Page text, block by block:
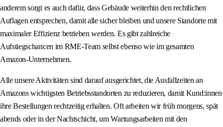
anderem sorgt es auch dafür, dass Gebäude weiterhin den rechtlichen
Auflagen entsprechen, damit alle sicher bleiben und unsere Standorte mit
maximaler Effizienz betrieben werden. Es gibt zahlreiche
Aufstiegschancen im RME-Team selbst ebenso wie im gesamten
Amazon-Unternehmen.
Alle unsere Aktivitäten sind darauf ausgerichtet, die Ausfallzeiten an
Amazons wichtigsten Betriebsstandorten zu reduzieren, damit Kund:innen
ihre Bestellungen rechtzeitig erhalten. Oft arbeiten wir früh morgens, spät
abends oder in der Nachtschicht, um Wartungsarbeiten mit den